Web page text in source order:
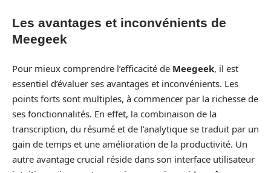
Les avantages et inconvénients de
Meegeek
Pour mieux comprendre l’efficacité de Meegeek, il est
essentiel d’évaluer ses avantages et inconvénients. Les
points forts sont multiples, à commencer par la richesse de
ses fonctionnalités. En effet, la combinaison de la
transcription, du résumé et de l’analytique se traduit par un
gain de temps et une amélioration de la productivité. Un
autre avantage crucial réside dans son interface utilisateur